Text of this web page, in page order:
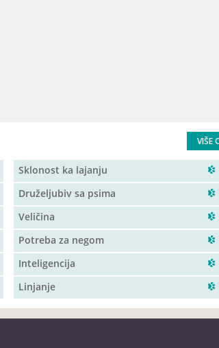
VIŠE
Sklonost ka lajanju
Druželjubiv sa psima
Veličina
Potreba za negom
Inteligencija
Linjanje